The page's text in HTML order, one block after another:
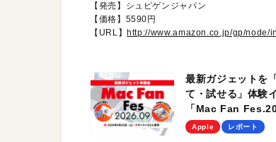
【発売】シュピゲンジャパン
【価格】5590円
【URL】
http://www.amazon.co.jp/gp/node/
最新ガジェットを
て・試せる」体験
「Mac Fan
を、9月26日（土）
Apple レポート